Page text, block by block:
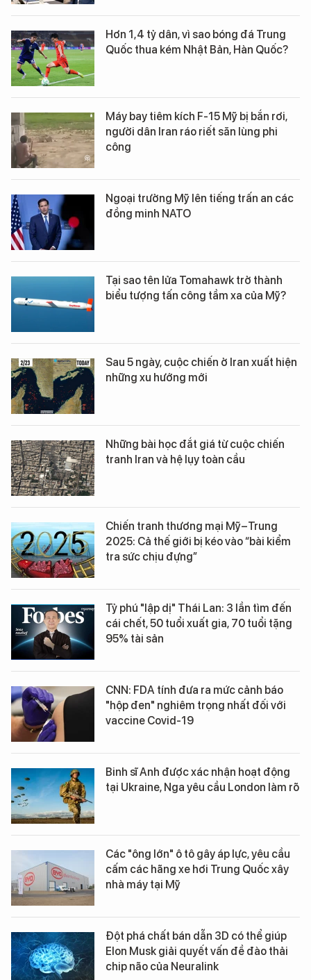
Hơn 1,4 tỷ dân, vì sao bóng đá Trung
Quốc thua kém Nhật Bản, Hàn Quốc?
Máy bay tiêm kích F-15 Mỹ bị bắn rơi,
người dân Iran ráo riết săn lùng phi
công
Ngoại trưởng Mỹ lên tiếng trấn an các
đồng minh NATO
Tại sao tên lửa Tomahawk trở thành
biểu tượng tấn công tầm xa của Mỹ?
Sau 5 ngày, cuộc chiến ở Iran xuất hiện
những xu hướng mới
Những bài học đắt giá từ cuộc chiến
tranh Iran và hệ lụy toàn cầu
Chiến tranh thương mại Mỹ–Trung
2025: Cả thế giới bị kéo vào “bài kiểm
tra sức chịu đựng”
Tỷ phú "lập dị" Thái Lan: 3 lần tìm đến
cái chết, 50 tuổi xuất gia, 70 tuổi tặng
95% tài sản
CNN: FDA tính đưa ra mức cảnh báo
"hộp đen" nghiêm trọng nhất đối với
vaccine Covid-19
Binh sĩ Anh được xác nhận hoạt động
tại Ukraine, Nga yêu cầu London làm rõ
Các "ông lớn" ô tô gây áp lực, yêu cầu
cấm các hãng xe hơi Trung Quốc xây
nhà máy tại Mỹ
Đột phá chất bán dẫn 3D có thể giúp
Elon Musk giải quyết vấn đề đào thải
chip não của Neuralink